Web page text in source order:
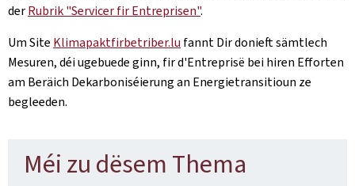
derRubrik "Servicer fir Entreprisen".
Um Site Klimapaktfirbetriber.lu fannt Dir donieft sämtlech
Mesuren, déi ugebuede ginn, fir d'Entreprisë bei hiren Efforten
am Beräich Dekarboniséierung an Energietransitioun ze
begleeden.
Méi zu dësem Thema